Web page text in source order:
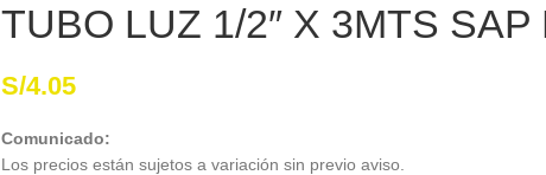
TUBO LUZ 1/2″ X 3MTS SAP
S/4.05
Comunicado:
Los precios están sujetos a variación sin previo aviso.